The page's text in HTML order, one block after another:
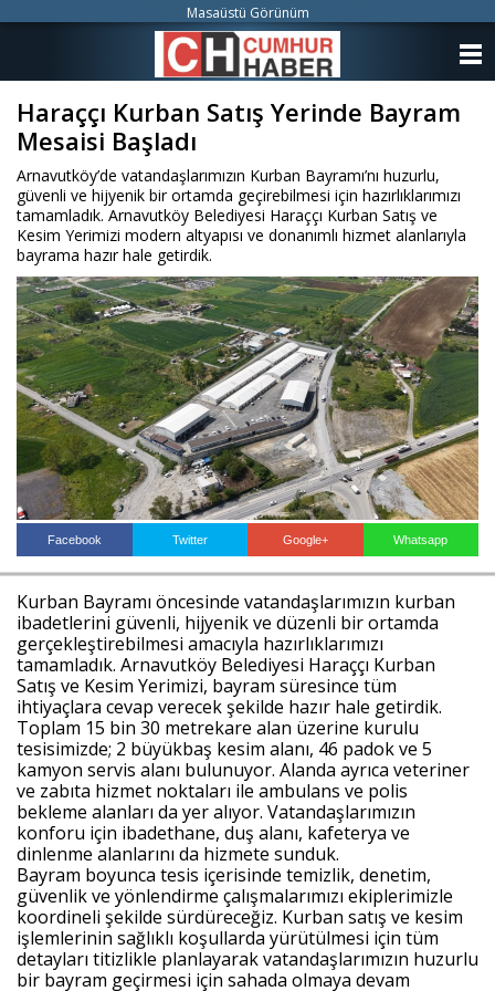
Haraççı Kurban Satış Yerinde Bayram
Mesaisi Başladı
Arnavutköy’de vatandaşlarımızın Kurban Bayramı’nı huzurlu,
güvenli ve hijyenik bir ortamda geçirebilmesi için hazırlıklarımızı
tamamladık. Arnavutköy Belediyesi Haraççı Kurban Satış ve
Kesim Yerimizi modern altyapısı ve donanımlı hizmet alanlarıyla
bayrama hazır hale getirdik.
Facebook Twitter Google+ Whatsapp
Kurban Bayramı öncesinde vatandaşlarımızın kurban
ibadetlerini güvenli, hijyenik ve düzenli bir ortamda
gerçekleştirebilmesi amacıyla hazırlıklarımızı
tamamladık. Arnavutköy Belediyesi Haraççı Kurban
Satış ve Kesim Yerimizi, bayram süresince tüm
ihtiyaçlara cevap verecek şekilde hazır hale getirdik.
Toplam 15 bin 30 metrekare alan üzerine kurulu
tesisimizde; 2 büyükbaş kesim alanı, 46 padok ve 5
kamyon servis alanı bulunuyor. Alanda ayrıca veteriner
ve zabıta hizmet noktaları ile ambulans ve polis
bekleme alanları da yer alıyor. Vatandaşlarımızın
konforu için ibadethane, duş alanı, kafeterya ve
dinlenme alanlarını da hizmete sunduk.
Bayram boyunca tesis içerisinde temizlik, denetim,
güvenlik ve yönlendirme çalışmalarımızı ekiplerimizle
koordineli şekilde sürdüreceğiz. Kurban satış ve kesim
işlemlerinin sağlıklı koşullarda yürütülmesi için tüm
detayları titizlikle planlayarak vatandaşlarımızın huzurlu
bir bayram geçirmesi için sahada olmaya devam
Masaüstü Görünüm
KATEGORİLER
ANKETLER
VİDEO GALERİ
KÜNYE
İLETİŞİM
Haberin Doğru Adresi.